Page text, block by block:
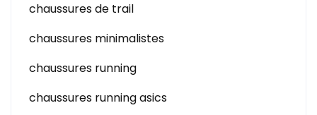
chaussures de trail
chaussures minimalistes
chaussures running
chaussures running asics